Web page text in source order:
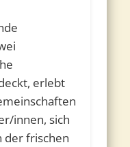
erlebt
innen, sich
der frischen